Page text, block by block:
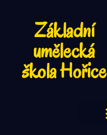
Základní
umělecká
škola Hořice